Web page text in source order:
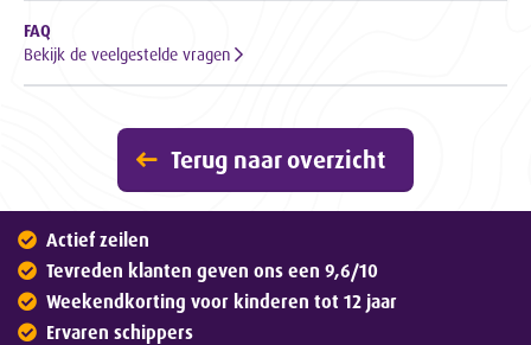
FAQ
Bekijk de veelgestelde vragen
Terug naar overzicht
Actief zeilen
Tevreden klanten geven ons een 9,6/10
Weekendkorting voor kinderen tot 12 jaar
Ervaren schippers